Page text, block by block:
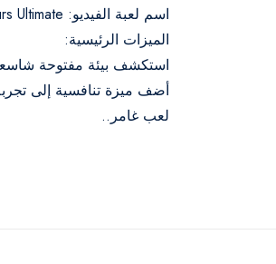
اسم لعبة الفيديو: Sonic Colours Ultimate.
الميزات الرئيسية:
استكشف بيئة مفتوحة شاسعة
أضف ميزة تنافسية إلى
لعب غامر..